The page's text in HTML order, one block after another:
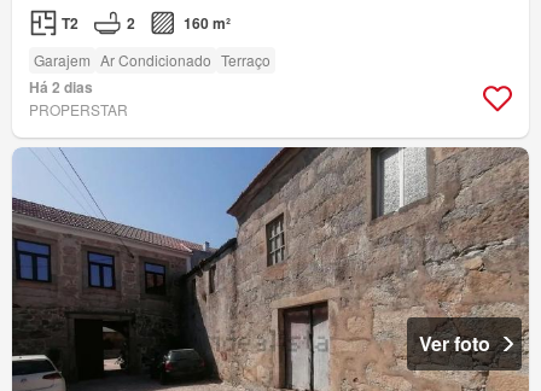
T2 2 160 m²
Garajem Ar Condicionado Terraço
Há 2 dias
PROPERSTAR
Ver foto